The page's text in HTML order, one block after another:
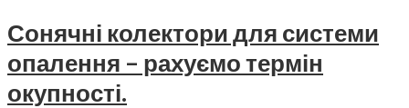
Сонячні колектори для системи
опалення – рахуємо термін
окупності.